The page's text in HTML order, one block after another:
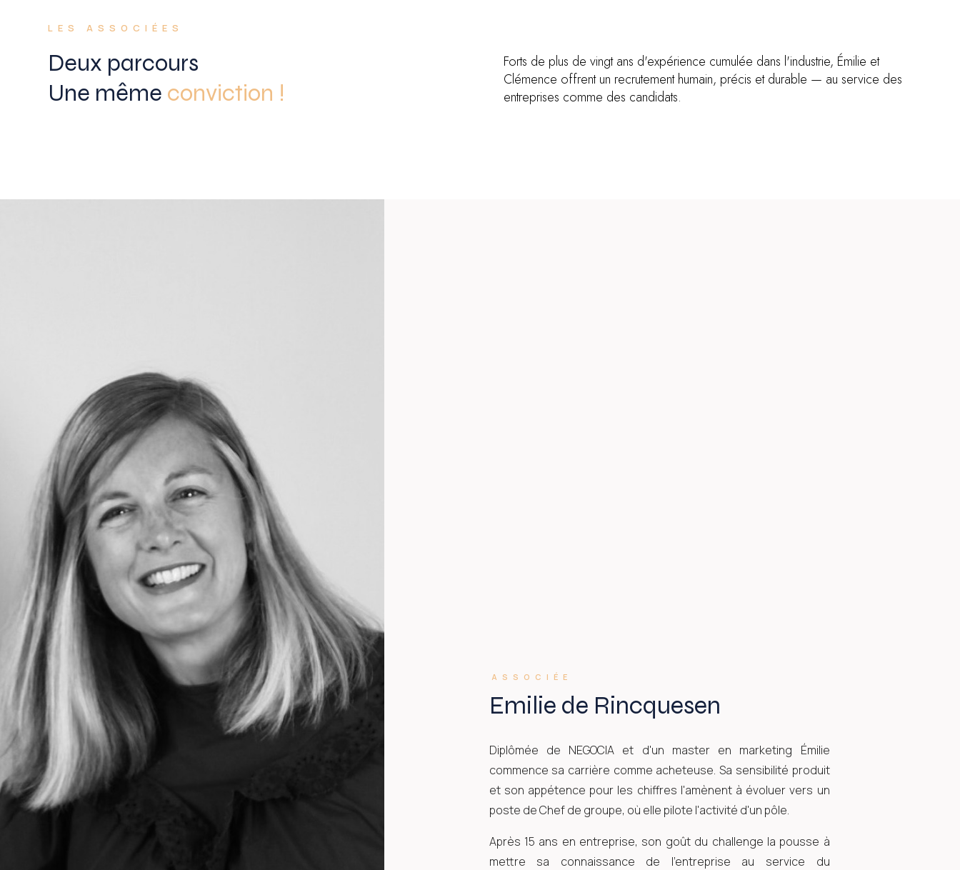
LES ASSOCIÉES
Deux parcours
Une même conviction !
Forts de plus de vingt ans d'expérience cumulée dans l'industrie, Émilie et
Clémence offrent un recrutement humain, précis et durable — au service des
entreprises comme des candidats.
ASSOCIÉE
Emilie de Rincquesen
Diplômée de NEGOCIA et d'un master en marketing Émilie
commence sa carrière comme acheteuse. Sa sensibilité produit
et son appétence pour les chiffres l'amènent à évoluer vers un
poste de Chef de groupe, où elle pilote l'activité d'un pôle.
Après 15 ans en entreprise, son goût du challenge la pousse à
mettre sa connaissance de l'entreprise au service du